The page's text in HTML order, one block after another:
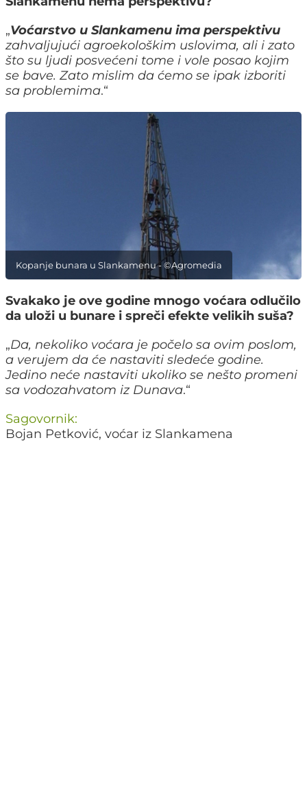
„Voćarstvo u Slankamenu ima perspektivu
zahvaljujući agroekološkim uslovima, ali i zato
što su ljudi posvećeni tome i vole posao kojim
se bave. Zato mislim da ćemo se ipak izboriti
sa problemima.“
Kopanje bunara u Slankamenu - ©Agromedia
Svakako je ove godine mnogo voćara odlučilo
da uloži u bunare i spreči efekte velikih suša?
„Da, nekoliko voćara je počelo sa ovim poslom,
a verujem da će nastaviti sledeće godine.
Jedino neće nastaviti ukoliko se nešto promeni
sa vodozahvatom iz Dunava.“
Sagovornik:
Bojan Petković, voćar iz Slankamena